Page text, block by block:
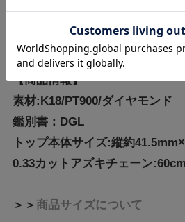
【商品情報】
素材:K18/PT900/ダイヤモンド
鑑別書：DGL
トップ本体サイズ:縦約
0.33カットアズキチェーン
＞＞ 商品サイズについて